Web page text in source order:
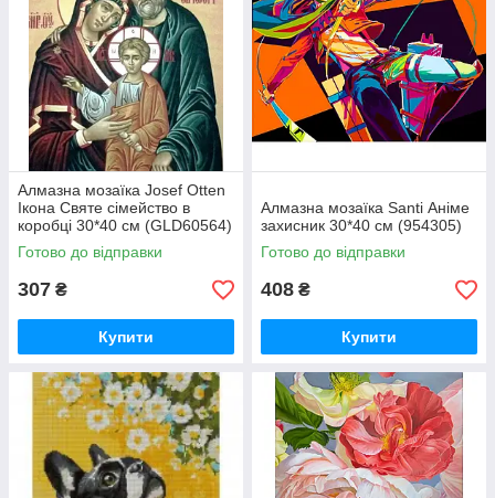
Алмазна мозаїка Josef Otten
Ікона Святе сімейство в
коробці 30*40 см (GLD60564)
Готово до відправки
307 ₴
Купити
Алмазна мозаїка Santi Аніме
захисник 30*40 см (954305)
Готово до відправки
408 ₴
Купити